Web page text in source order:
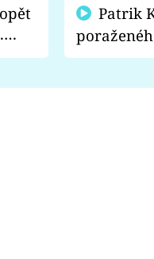
a
fanoušci